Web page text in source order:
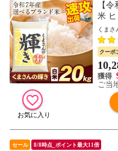
【
米
5kg
備蓄
発送
くまさ
クーポ
ご当
セール 8/8時点_ポイント最大11倍